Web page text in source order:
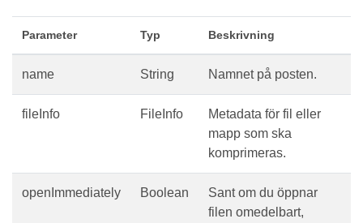
Parameter Typ Beskrivning
name String Namnet på posten.
fileInfo FileInfo
Metadata för fil eller
mapp som ska
komprimeras.
openImmediately Boolean
Sant om du öppnar
filen omedelbart,